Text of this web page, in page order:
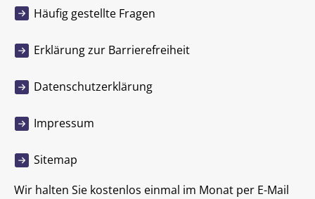
Häufig gestellte Fragen
Erklärung zur Barrierefreiheit
Datenschutzerklärung
Impressum
Sitemap
Wir halten Sie kostenlos einmal im Monat per E-Mail